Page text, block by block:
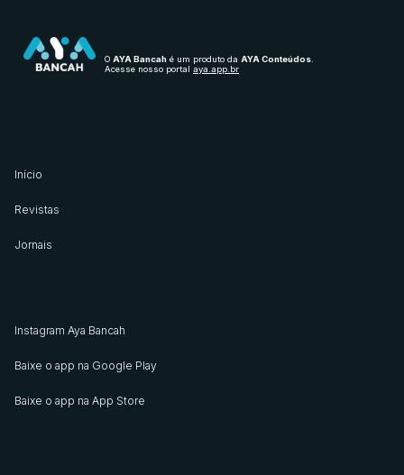
O AYA Bancah é um produto da AYA Conteúdos
Acesse nosso portal aya.app.br
Início
Revistas
Jornais
Instagram Aya Bancah
Baixe o app na Google Play
Baixe o app na App Store